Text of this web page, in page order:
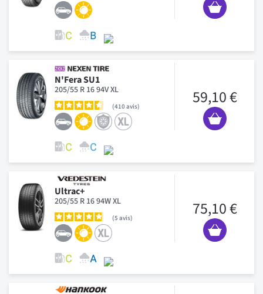
N'Fera SU1
205/55 R 16 94V XL
410avis 59,10 €
Ultrac+
205/55 R 16 94W XL
5 avis 75,10 €